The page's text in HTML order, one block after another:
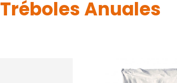
Tréboles Anuales